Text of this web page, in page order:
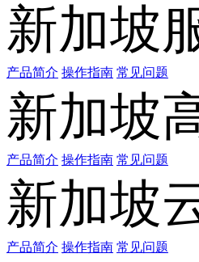
新加坡
产品简介 操作指南 常见问题
新加坡
产品简介 操作指南 常见问题
新加坡
产品简介 操作指南 常见问题